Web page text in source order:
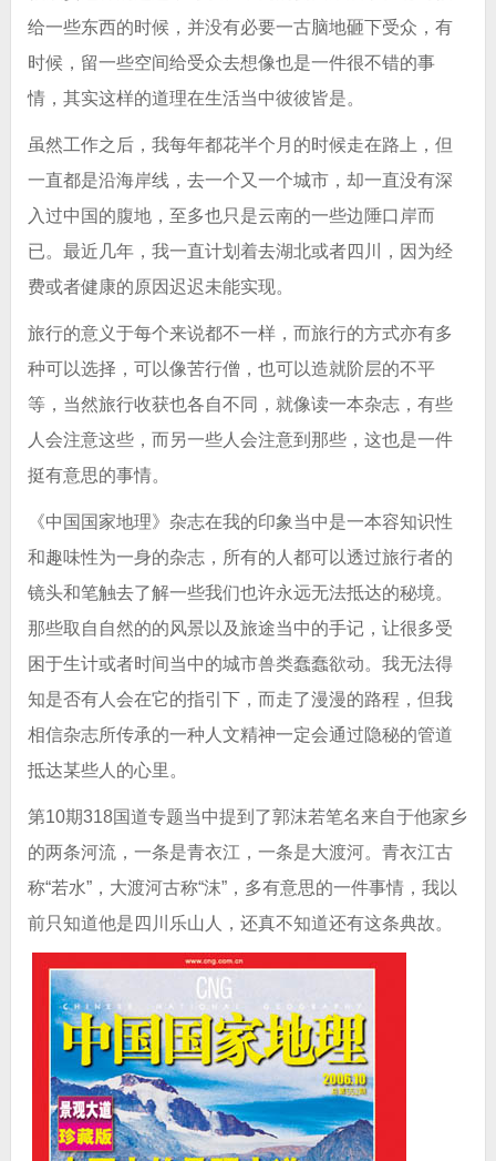
给一些东西的时候，并没有必要一古脑地砸下受众，有
时候，留一些空间给受众去想像也是一件很不错的事
情，其实这样的道理在生活当中彼彼皆是。
虽然工作之后，我每年都花半个月的时候走在路上，但
一直都是沿海岸线，去一个又一个城市，却一直没有深
入过中国的腹地，至多也只是云南的一些边陲口岸而
已。最近几年，我一直计划着去湖北或者四川，因为经
费或者健康的原因迟迟未能实现。
旅行的意义于每个来说都不一样，而旅行的方式亦有多
种可以选择，可以像苦行僧，也可以造就阶层的不平
等，当然旅行收获也各自不同，就像读一本杂志，有些
人会注意这些，而另一些人会注意到那些，这也是一件
挺有意思的事情。
《中国国家地理》杂志在我的印象当中是一本容知识性
和趣味性为一身的杂志，所有的人都可以透过旅行者的
镜头和笔触去了解一些我们也许永远无法抵达的秘境。
那些取自自然的的风景以及旅途当中的手记，让很多受
困于生计或者时间当中的城市兽类蠢蠢欲动。我无法得
知是否有人会在它的指引下，而走了漫漫的路程，但我
相信杂志所传承的一种人文精神一定会通过隐秘的管道
抵达某些人的心里。
第10期318国道专题当中提到了郭沫若笔名来自于他家乡
的两条河流，一条是青衣江，一条是大渡河。青衣江古
称“若水”，大渡河古称“沫”，多有意思的一件事情，我以
前只知道他是四川乐山人，还真不知道还有这条典故。